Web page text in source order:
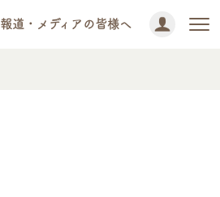
報道・メディアの皆様へ